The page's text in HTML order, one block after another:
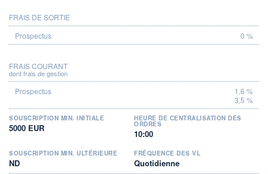
FRAIS DE SORTIE
0 %
FRAIS COURANT
dont frais de gestion
1,6 %
3,5 %
SOUSCRIPTION MIN. INITIALE
5000 EUR
HEURE DE CENTRALISATION DES
ORDRES
10:00
SOUSCRIPTION MIN. ULTÉRIEURE
ND
FRÉQUENCE DES VL
Quotidienne